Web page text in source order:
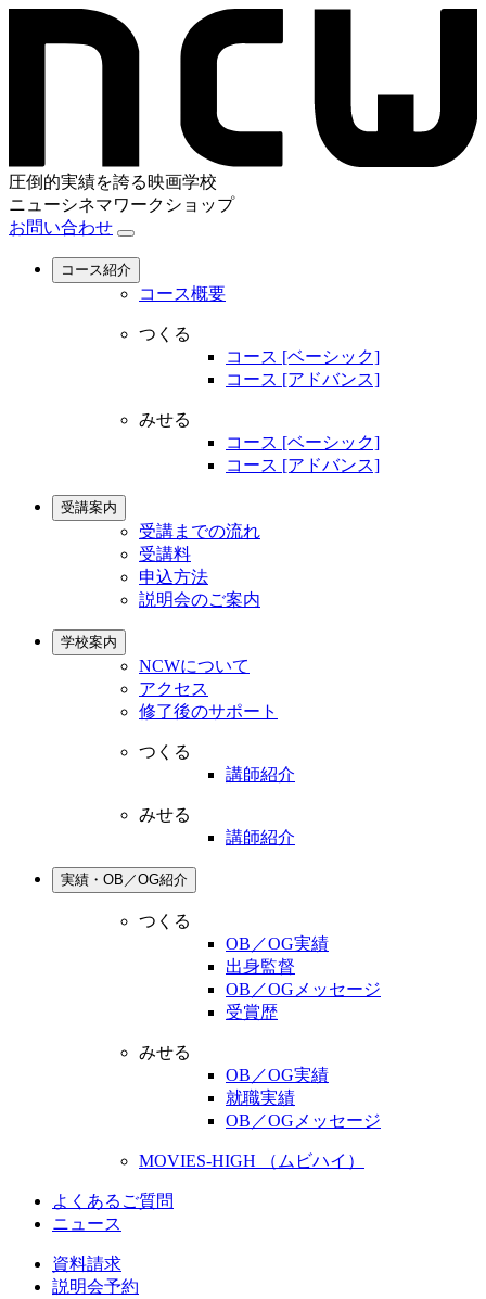
圧倒的実績を誇る映画学校
ニューシネマワークショップ
お問い合わせ
コース紹介
コース概要
つくる
コース [ベーシック]
コース [アドバンス]
みせる
コース [ベーシック]
コース [アドバンス]
受講案内
受講までの流れ
受講料
申込方法
説明会のご案内
学校案内
NCWについて
アクセス
修了後のサポート
つくる
講師紹介
みせる
講師紹介
実績・OB／OG紹介
つくる
OB／OG実績
出身監督
OB／OGメッセージ
受賞歴
みせる
OB／OG実績
就職実績
OB／OGメッセージ
MOVIES-HIGH （ムビハイ）
よくあるご質問
ニュース
資料請求
説明会予約